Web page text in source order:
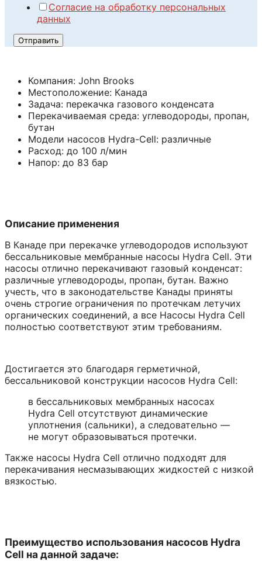
Согласие на обработку персональных
данных
Отправить
Компания: John Brooks
Местоположение: Канада
Задача: перекачка газового конденсата
Перекачиваемая среда: углеводороды, пропан,
бутан
Модели насосов Hydra-Cell: различные
Расход: до 100 л/мин
Напор: до 83 бар
Описание применения
В Канаде при перекачке углеводородов используют
бессальниковые мембранные насосы Hydra Cell. Эти
насосы отлично перекачивают газовый конденсат:
различные углеводороды, пропан, бутан. Важно
учесть, что в законодательстве Канады приняты
очень строгие ограничения по протечкам летучих
органических соединений, а все Насосы Hydra Cell
полностью соответствуют этим требованиям.
Достигается это благодаря герметичной,
бессальниковой конструкции насосов Hydra Cell:
в бессальниковых мембранных насосах
Hydra Cell отсутствуют динамические
уплотнения (сальники), а следовательно —
не могут образовываться протечки.
Также насосы Hydra Cell отлично подходят для
перекачивания несмазывающих жидкостей с низкой
вязкостью.
Преимущество использования насосов Hydra
Cell на данной задаче: